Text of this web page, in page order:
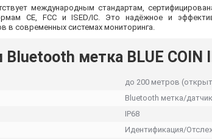
международным стандартам,
CE, FCC и ISED/IC. Это надёжное и
в современных системах мониторинга.
Bluetooth метка BLUE COIN
до 200 метров
Bluetooth метка/датчик
IP68
Идентификация/